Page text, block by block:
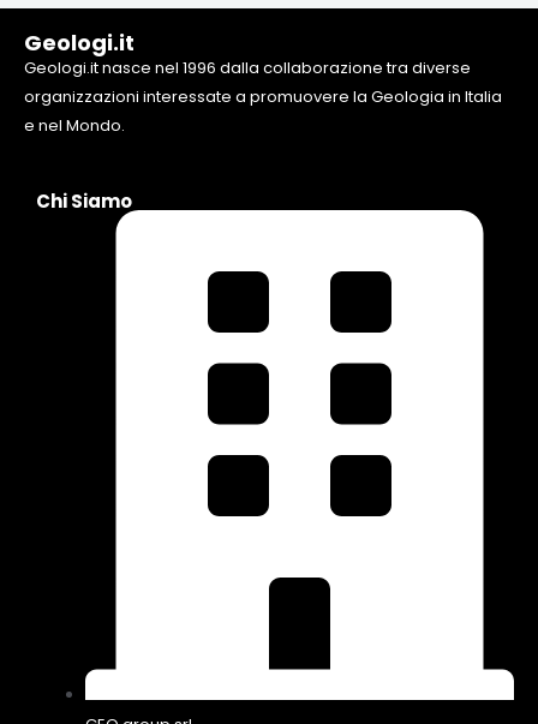
Geologi.it
Geologi.it nasce nel 1996 dalla collaborazione tra diverse
organizzazioni interessate a promuovere la Geologia in Italia
e nel Mondo.
Chi Siamo